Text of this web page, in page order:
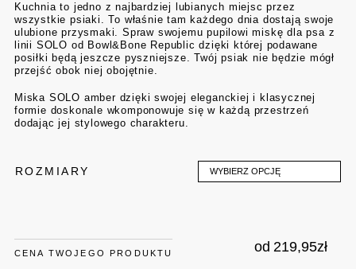
Kuchnia to jedno z najbardziej lubianych miejsc przez
wszystkie psiaki. To właśnie tam każdego dnia dostają swoje
ulubione przysmaki. Spraw swojemu pupilowi miskę dla psa z
linii SOLO od Bowl&Bone Republic dzięki której podawane
posiłki będą jeszcze pyszniejsze. Twój psiak nie będzie mógł
przejść obok niej obojętnie.
Miska SOLO amber dzięki swojej eleganckiej i klasycznej
formie doskonale wkomponowuje się w każdą przestrzeń
dodając jej stylowego charakteru.
ROZMIARY WYBIERZ OPCJĘ
CENA TWOJEGO PRODUKTU od 219,95zł